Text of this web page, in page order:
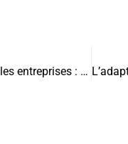
L’archivage, un enjeu majeur pour les entreprises : zoom sur les normes et la législation